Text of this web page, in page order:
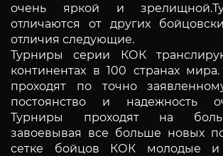
очень яркой и
отличаются от других
отличия следующие.
Турниры серии КОК
континентах в 100 странах
проходят по точно
постоянство и надежность
Турниры проходят на
завоевывая все больше новых
сетке бойцов КОК молодые и